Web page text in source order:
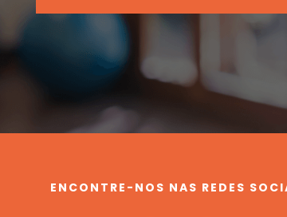
ENCONTRE-NOS NAS REDES